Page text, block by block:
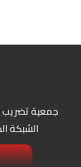
جمعية تضريب
الشبكة